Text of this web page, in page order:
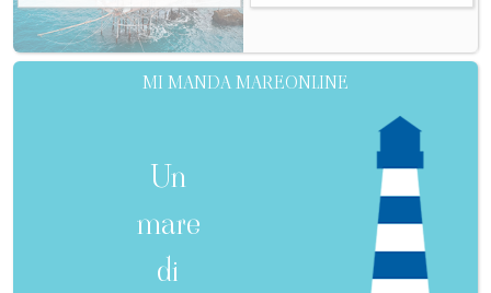
MI MANDA MAREONLINE
Un
mare
di